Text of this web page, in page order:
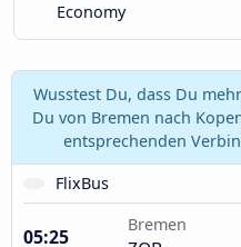
Economy
Wusstest Du, dass Du
Du von Bremen nach
entsprechenden
FlixBus
05:25
Bremen